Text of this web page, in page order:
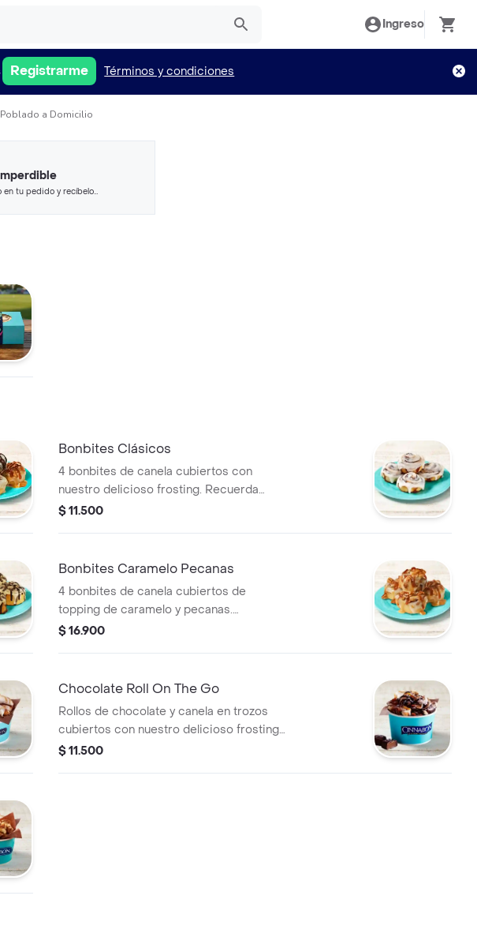
Ingreso
Registrarme Términos y condiciones
a Domicilio
en tu pedido y recíbelo
Bonbites Clásicos
4 bonbites de canela cubiertos con
nuestro delicioso frosting. Recuerda
calentar en microondas 10 s.
$ 11.500
Bonbites Caramelo Pecanas
4 bonbites de canela cubiertos de
topping de caramelo y pecanas.
Recuerda calentar en microondas 10 s.
$ 16.900
Chocolate Roll On The Go
Rollos de chocolate y canela en trozos
cubiertos con nuestro delicioso frosting
y salsa de chocolate.
$ 11.500